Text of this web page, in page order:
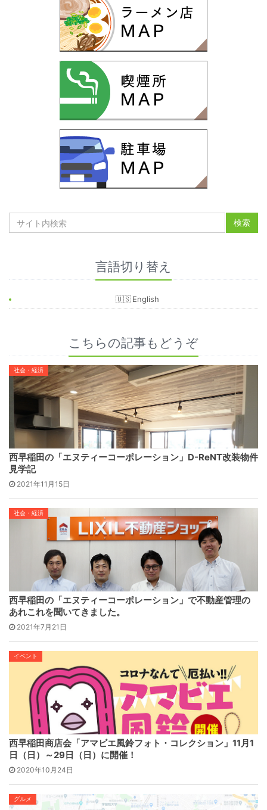
言語切り替え
English
こちらの記事もどうぞ
社会・経済
西早稲田の「エヌティーコーポレーション」D-ReNT改装物件
見学記
2021年11月15日
社会・経済
西早稲田の「エヌティーコーポレーション」で不動産管理の
あれこれを聞いてきました。
2021年7月21日
イベント
西早稲田商店会「アマビエ風鈴フォト・コレクション」11月1
日（日）～29日（日）に開催！
2020年10月24日
グルメ